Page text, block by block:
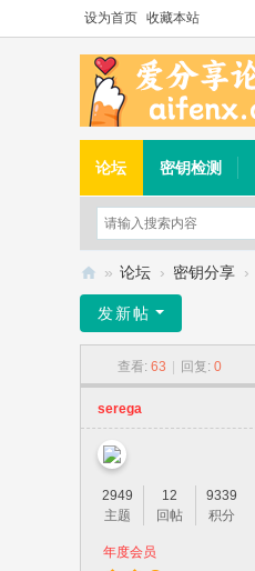
设为首页 收藏本站
论坛 密钥检测
分
坛
» 论坛 › 密钥分享 ›
发新帖
查看: 63 回复: 0
serega
2949
主题
12
回帖
9339
积分
年度会员